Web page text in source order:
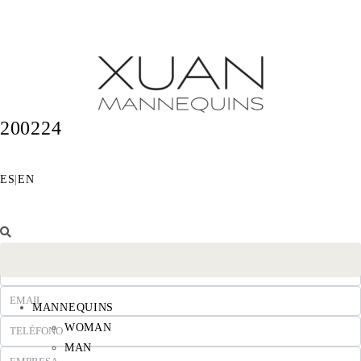
ES |EN
MANNEQUINS
WOMAN
MAN
200224